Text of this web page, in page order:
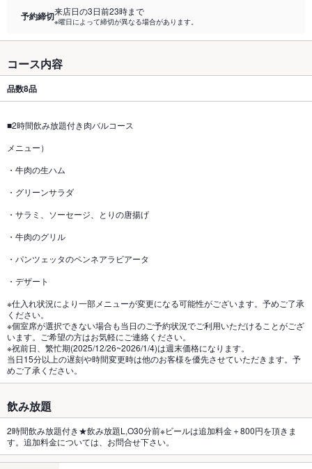
予約締切来店日の3日前23時まで
※曜日によって締切が異なる場合があります。
コース内容
品数8品
■2時間飲み放題付き肉バルコース
メニュー）
・牛肉の生ハム
・グリーンサラダ
・サラミ、ソーセージ、とりの唐揚げ
・牛肉のグリル
・パンツェッタのペンネアラビアータ
・デザート
※仕入れ状況により一部メニューが変更になる可能性がございます。予めご了承
ください。
※個室席が選択できない場合も当日のご予約状況でご利用いただけることがござ
います。ご希望の方はお気軽にご連絡ください。
※祝前日、繁忙期(2025/12/26~2026/1/4)は週末価格になります。
当日15分以上の遅刻や時間変更時は他のお客様を優先させていただきます。予
めご了承ください。
飲み放題
2時間飲み放題付き★飲み放題L,O30分前※ビールは追加料金＋800円を頂きま
す。追加料金については、お問合せ下さい。